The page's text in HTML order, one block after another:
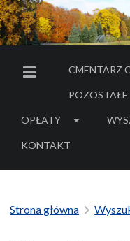
MENU BOCZNE
CMENTARZ
POZOSTAŁE
OPŁATY
KONTAKT
Strona główna